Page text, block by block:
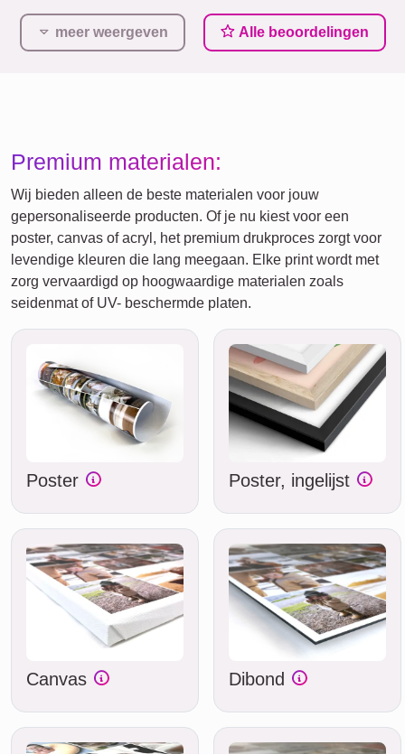
meer weergeven Alle beoordelingen
Premium materialen:
Wij bieden alleen de beste materialen voor jouw
gepersonaliseerde producten. Of je nu kiest voor een
poster, canvas of acryl, het premium drukproces zorgt voor
levendige kleuren die lang meegaan. Elke print wordt met
zorg vervaardigd op hoogwaardige materialen zoals
seidenmat of UV- beschermde platen.
Poster Poster, ingelijst
Canvas Dibond